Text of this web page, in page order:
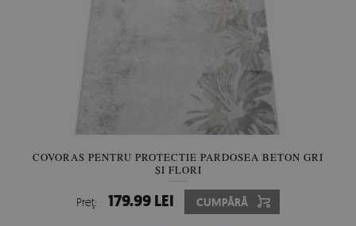
COVORAS PENTRU PROTECTIE PARDOSEA BETON GRI
ȘI FLORI
Preţ: 179.99 LEI CUMPĂRĂ